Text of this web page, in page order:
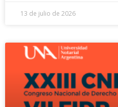
13 de julio de 2026